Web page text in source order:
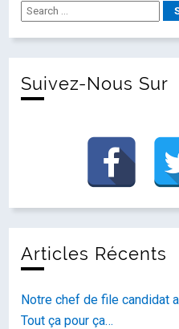
Suivez-Nous Sur
Articles Récents
Notre chef de file candidat
Tout ça pour ça…